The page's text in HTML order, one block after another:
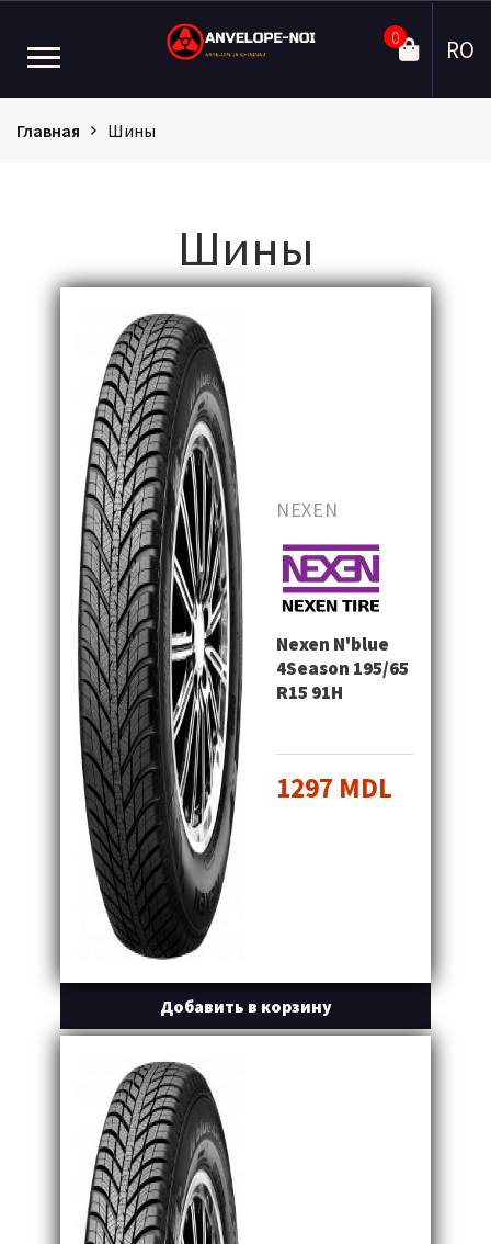
0 RO
Главная Шины
Шины
NEXEN
Nexen N'blue
4Season 195/65
R15 91H
1297 MDL
Добавить в корзину